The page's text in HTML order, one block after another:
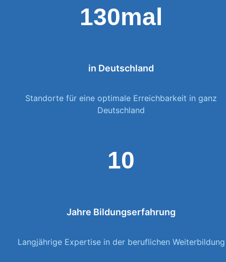
130mal
in Deutschland
Standorte für eine optimale Erreichbarkeit in ganz
Deutschland
10
Jahre Bildungserfahrung
Langjährige Expertise in der beruflichen Weiterbildung